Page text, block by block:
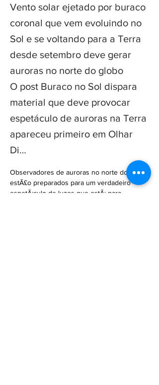
Vento solar ejetado por buraco
coronal que vem evoluindo no
Sol e se voltando para a Terra
desde setembro deve gerar
auroras no norte do globo
O post Buraco no Sol dispara
material que deve provocar
espetáculo de auroras na Terra
apareceu primeiro em Olhar
Di…
Observadores de auroras no norte do globo
estÃ£o preparados para um verdadeiro
espetÃ¡culo de luzes que estÃ¡ para